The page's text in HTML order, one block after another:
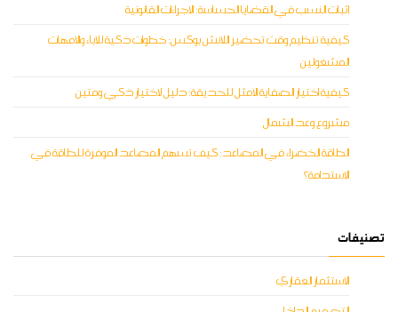
إثبات النسب في القضايا الحساسة: الإجراءات القانونية
كيفية تنظيم وقت تحضير اللانش بوكس: خطوات ذكية للآباء والأمهات
المشغولين
كيفية اختيار الصفاية الأمثل للحديقة: دليل لاختيار ذكي ومتين
مشروع وعد الشمال
الطاقة الخضراء في المصاعد: كيف تسهم المصاعد الموفرة للطاقة في
الاستدامة؟
تصنيفات
الاستثمار العقاري